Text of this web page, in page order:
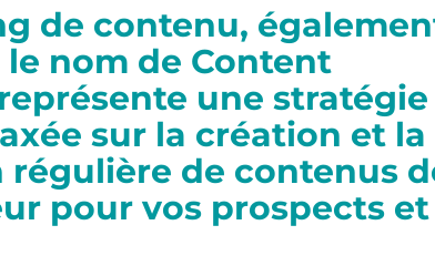
de contenu,
nom de Content
une stratégie
sur la création et la
de contenus
pour vos prospects et